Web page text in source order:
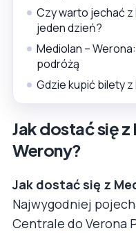
Czy warto jechać z
jeden dzień?
Mediolan –
podróżą
Gdzie kupić bilety
Jak dostać się
Werony?
Jak dostać się z
Najwygodniej
Centrale do Verona